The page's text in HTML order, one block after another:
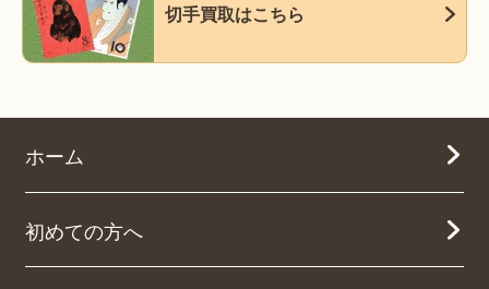
切手買取はこちら
ホーム
初めての方へ